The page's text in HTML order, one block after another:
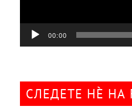
00:00
СЛЕДЕТЕ НÈ НА